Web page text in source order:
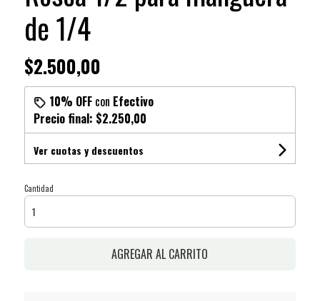
de 1/4
$2.500,00
10% OFFcon Efectivo
Precio final: $2.250,00
Ver cuotas y descuentos
Cantidad
AGREGAR AL CARRITO